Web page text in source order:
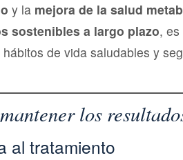
y la mejora de la salud
sostenibles a largo plazo,
de vida saludables y
los
al tratamiento